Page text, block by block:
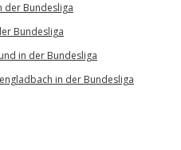
der Bundesliga
Bundesliga
in der Bundesliga
in der Bundesliga